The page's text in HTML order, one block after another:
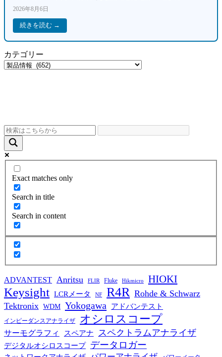
2026年8月6日
続きを読む →
カテゴリー
Exact matches only
Search in title
Search in content
ADVANTEST Anritsu FLIR Fluke Hikmicro HIOKI
Keysight LCRメータ NF R4R Rohde & Schwarz
Tektronix WDM Yokogawa アドバンテスト
インピーダンスアナライザ オシロスコープ
サーモグラフィ スペアナ スペクトラムアナライザ
デジタルオシロスコープ データロガー